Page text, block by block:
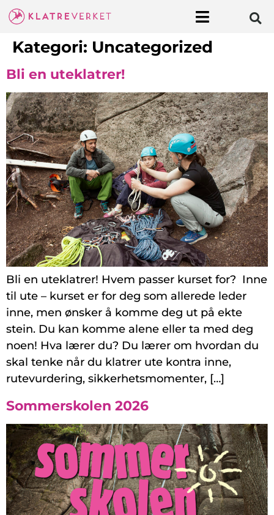
Kategori: Uncategorized
Bli en uteklatrer!
Bli en uteklatrer! Hvem passer kurset for? Inne
til ute – kurset er for deg som allerede leder
inne, men ønsker å komme deg ut på ekte
stein. Du kan komme alene eller ta med deg
noen! Hva lærer du? Du lærer om hvordan du
skal tenke når du klatrer ute kontra inne,
rutevurdering, sikkerhetsmomenter, […]
Sommerskolen 2026